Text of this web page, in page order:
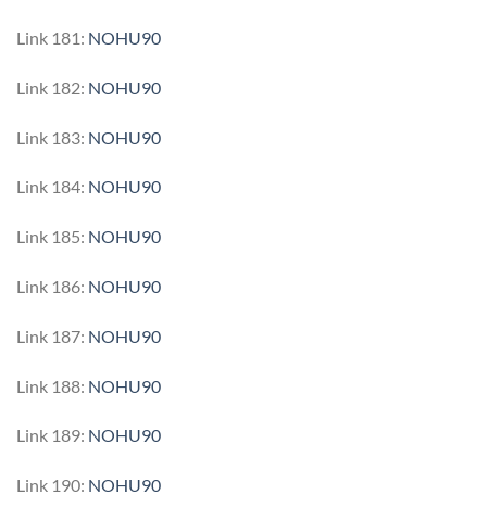
Link 181: NOHU90
Link 182: NOHU90
Link 183: NOHU90
Link 184: NOHU90
Link 185: NOHU90
Link 186: NOHU90
Link 187: NOHU90
Link 188: NOHU90
Link 189: NOHU90
Link 190: NOHU90